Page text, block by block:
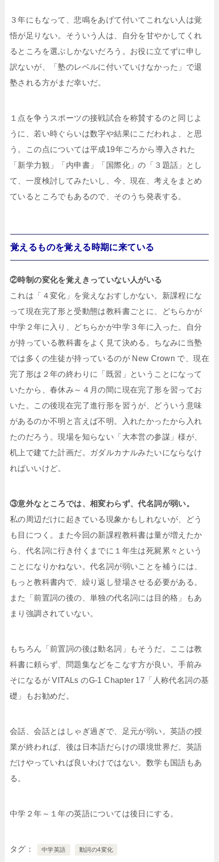
３年にもなって、悲鳴をあげて付いてこれない人は覚
悟が足りない。そういう人は、自分を甘やかしてくれ
るところを選ぶしかないだろう。お役に立てずに申し
訳ないが、「塾のレベルに付いていけなかった」で退
塾される方がまだ幸いだ。
１点を争うスポーツの接戦試合を称賛するのと同じよ
うに、若い時ぐらいは数字や結果にこだわれよ、と思
う。この点については平成19年ごろから導入された
「新学力観」「内申書」「国際化」の「３題話」とし
て、一度検討してみたいし、今、現在、考えをまとめ
ているところでもあるので、そのうち発表する。
覚えるものを覚える時期に来ている
②時制の変化を覚えきっていない人がいる
これは「４変化」を覚えなおすしかない。新課程にな
って現在完了形と受動態は教科書ごとに、どちらかが
中学２年に入り、どちらかが中学３年に入った。自分
が持っている教科書をよく見て決める。ちなみに当塾
では多くの生徒が持っているのが New Crown で、現在
完了形は２年の終わりに「既習」ということになって
いたから、春休み～４月の間に現在完了形を習ってお
いた。この後現在完了進行形を習うが、どういう意味
があるのか不明と言えば不明。入れたかったから入れ
たのだろう。現場を知らない「大本営の参謀」様が、
机上で建てた計画だ。ガダルカナルみたいにならなけ
ればいいけど。
③意外なところでは、相変わらず、代名詞が弱い。
私の周辺だけに起きている現象かもしれないが、どう
も目につく。また今回の新課程教科書は量が増えたか
ら、代名詞に行き付くまでに１年生は死屍累々という
ことになりかねない。代名詞が弱いことを補うには、
もっと教科書内で、繰り返し登場させる必要がある。
また「前置詞の後の、単独の代名詞には目的格」もあ
まり強調されていない。
もちろん「前置詞の後は動名詞」もそうだ。ここは教
科書に頼らず、問題集などをこなす方が良い。手前み
そになるが VITALs のG-1 Chapter 17「人称代名詞の基
礎」もお勧めだ。
会話、会話とはしゃぎ過ぎで、足元が弱い。英語の授
業が終われば、後は日本語だらけの環境世界だ。英語
だけやっていれば良いわけではない。数学も国語もあ
る。
中学２年～１年の英語については後日にする。
タグ 中学英語 動詞の4変化